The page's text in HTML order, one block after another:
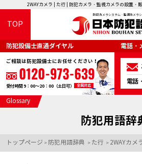
2WAYカメラ | た行 | 防犯カメラ・監視カメラの設置・
TOP
防犯カメラシステム・監視カメラ
防犯設備士直通ダイヤル
ご相談は防犯設備士にお任せください！
受付時間 9：00～20：00（土日可） 全国対応
電話・
電話
防犯用語辞
トップページ > 防犯用語辞典 > た行 > 2WAYカメ
Glossary